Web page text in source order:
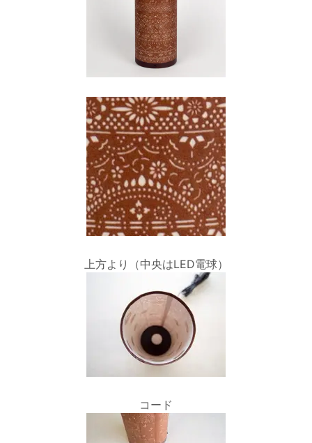
上方より（中央はLED電球）
コード